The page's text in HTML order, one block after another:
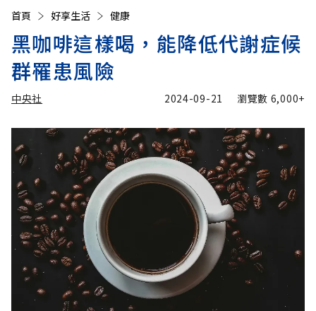
首頁 好享生活 健康
黑咖啡這樣喝，能降低代謝症候
群罹患風險
中央社 2024-09-21 瀏覽數 6,000+